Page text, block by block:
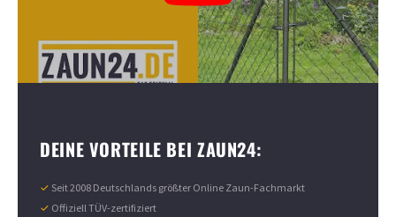
DEINE VORTEILE BEI ZAUN24:
✓ Seit 2008 Deutschlands größter Online Zaun-Fachmarkt
✓ Offiziell TÜV-zertifiziert